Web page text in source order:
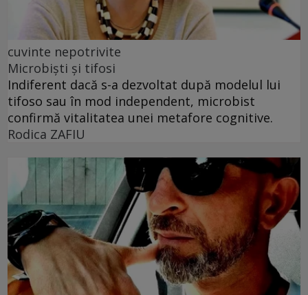
cuvinte nepotrivite
Microbiști și tifosi
Indiferent dacă s-a dezvoltat după modelul lui
tifoso sau în mod independent, microbist
confirmă vitalitatea unei metafore cognitive.
Rodica ZAFIU